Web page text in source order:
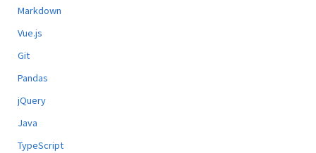
Markdown
Vue.js
Git
Pandas
jQuery
Java
TypeScript